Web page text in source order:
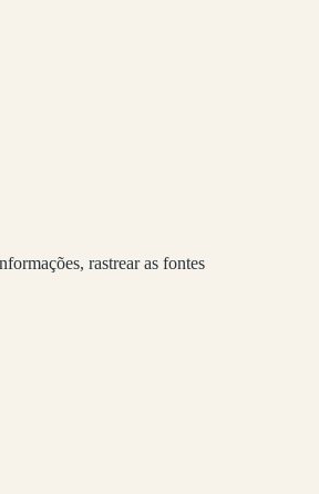
rastrear as fontes